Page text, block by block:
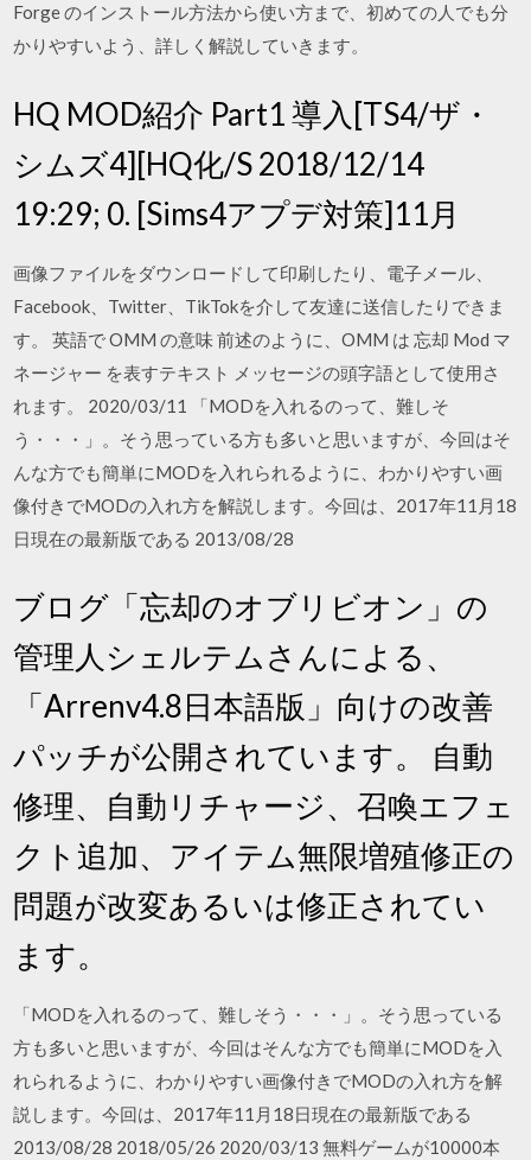
Forge のインストール方法から使い方まで、初めての人でも分
かりやすいよう、詳しく解説していきます。
HQ MOD紹介 Part1 導入[TS4/ザ・
シムズ4][HQ化/S 2018/12/14
19:29; 0. [Sims4アプデ対策]11月
画像ファイルをダウンロードして印刷したり、電子メール、
Facebook、Twitter、TikTokを介して友達に送信したりできま
す。 英語で OMM の意味 前述のように、OMM は 忘却 Mod マ
ネージャー を表すテキスト メッセージの頭字語として使用さ
れます。 2020/03/11 「MODを入れるのって、難しそ
う・・・」。そう思っている方も多いと思いますが、今回はそ
んな方でも簡単にMODを入れられるように、わかりやすい画
像付きでMODの入れ方を解説します。今回は、2017年11月18
日現在の最新版である 2013/08/28
ブログ「忘却のオブリビオン」の
管理人シェルテムさんによる、
「Arrenv4.8日本語版」向けの改善
パッチが公開されています。 自動
修理、自動リチャージ、召喚エフェ
クト追加、アイテム無限増殖修正の
問題が改変あるいは修正されてい
ます。
「MODを入れるのって、難しそう・・・」。そう思っている
方も多いと思いますが、今回はそんな方でも簡単にMODを入
れられるように、わかりやすい画像付きでMODの入れ方を解
説します。今回は、2017年11月18日現在の最新版である
2013/08/28 2018/05/26 2020/03/13 無料ゲームが10000本